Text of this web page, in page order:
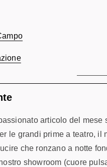
articolo del
le grandi prime a teatro,
che ronzano a notte
showroom (cuore